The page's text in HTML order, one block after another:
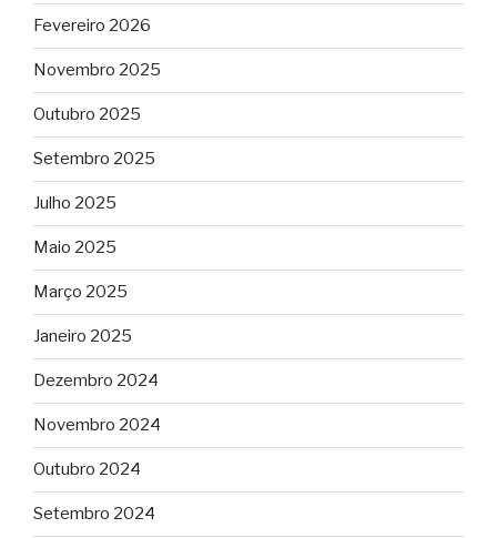
Fevereiro 2026
Novembro 2025
Outubro 2025
Setembro 2025
Julho 2025
Maio 2025
Março 2025
Janeiro 2025
Dezembro 2024
Novembro 2024
Outubro 2024
Setembro 2024